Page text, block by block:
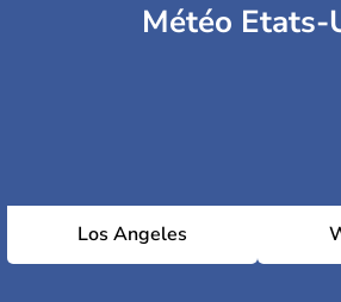
Météo Etats-
Los Angeles